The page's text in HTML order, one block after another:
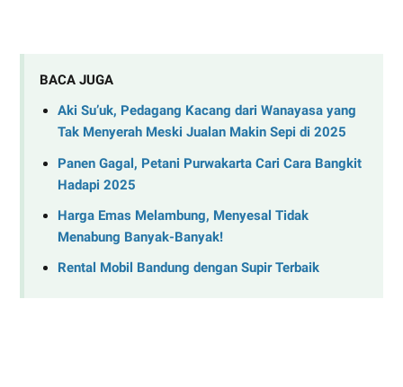
BACA JUGA
Aki Su’uk, Pedagang Kacang dari Wanayasa yang
Tak Menyerah Meski Jualan Makin Sepi di 2025
Panen Gagal, Petani Purwakarta Cari Cara Bangkit
Hadapi 2025
Harga Emas Melambung, Menyesal Tidak
Menabung Banyak-Banyak!
Rental Mobil Bandung dengan Supir Terbaik